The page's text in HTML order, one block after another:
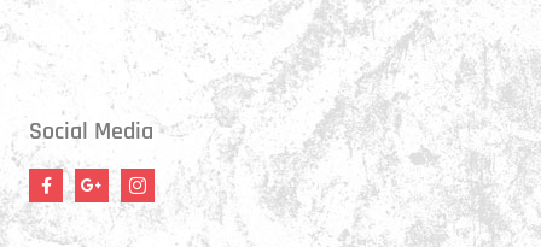
17:15 - 18:45 Uhr
17:30 - 21:00 Uhr
Social Media